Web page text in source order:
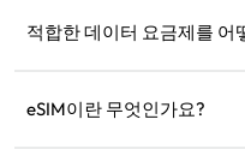
적합한 데이터 요금제를 어
과 같은 표준 요금제를 제
eSIM이란 무엇인가요?